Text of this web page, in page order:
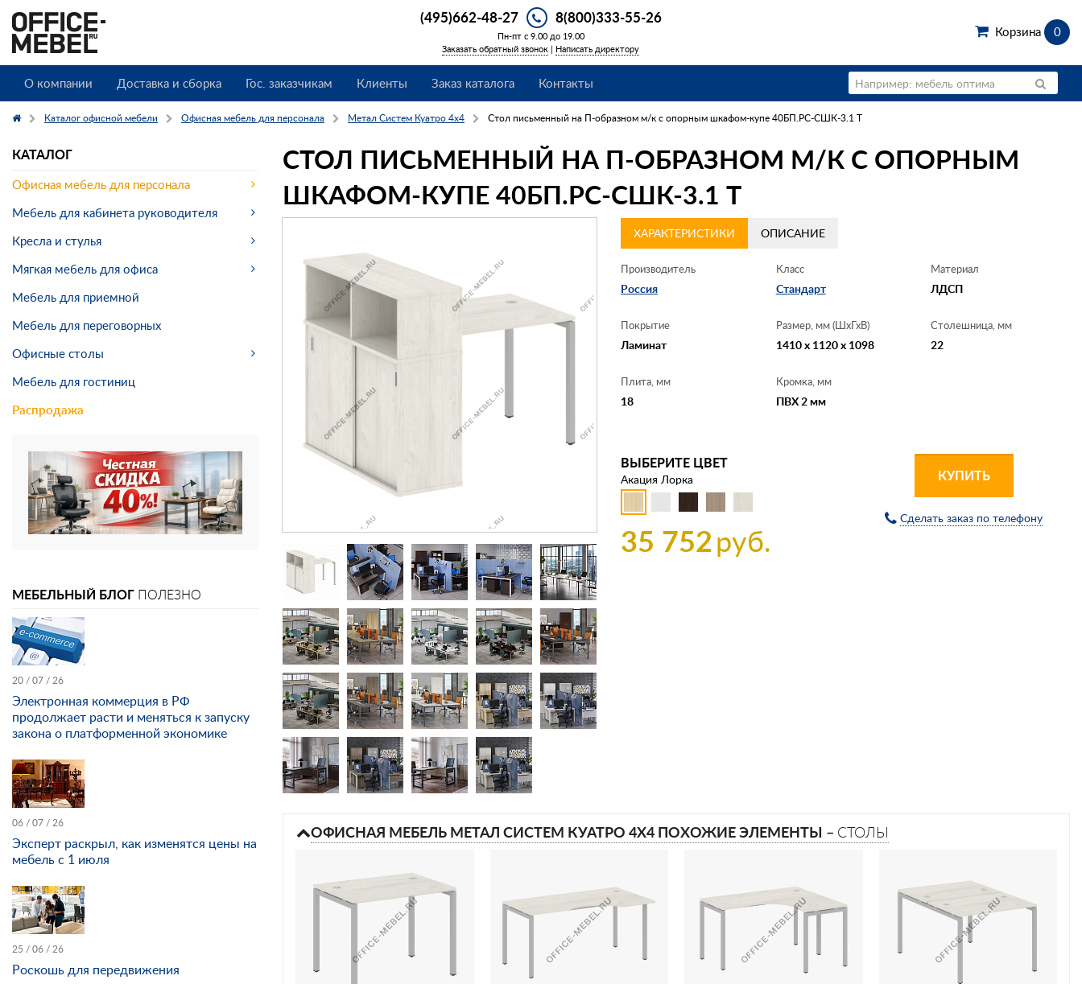
(495)662-48-27 8(800)333-55-26
Пн-пт с 9.00 до 19.00
Заказать обратный звонок | Написать директору
Корзина 0
О компании Доставка и сборка Гос. заказчикам Клиенты Заказ каталога Контакты
Каталог офисной мебели Офисная мебель для персонала Метал Систем Куатро 4х4 Стол письменный на П-образном м/к с опорным шкафом-купе 40БП.РС-СШК-3.1 Т
СТОЛ ПИСЬМЕННЫЙ НА П-ОБРАЗНОМ М/К С ОПОРНЫМ
ШКАФОМ-КУПЕ 40БП.РС-СШК-3.1 Т
ХАРАКТЕРИСТИКИ ОПИСАНИЕ
Производитель
Россия
Класс
Стандарт
Материал
ЛДСП
Покрытие
Ламинат
Размер, мм (ШхГхВ)
1410 x 1120 x 1098
Столешница, мм
22
Плита, мм
18
Кромка, мм
ПВХ 2 мм
ВЫБЕРИТЕ ЦВЕТ
Акация Лорка
35 752руб.
КУПИТЬ
Сделать заказ по телефону
ОФИСНАЯ МЕБЕЛЬ МЕТАЛ СИСТЕМ КУАТРО 4Х4 ПОХОЖИЕ ЭЛЕМЕНТЫ – СТОЛЫ
КАТАЛОГ
Офисная мебель для персонала
Мебель для кабинета руководителя
Кресла и стулья
Мягкая мебель для офиса
Мебель для приемной
Мебель для переговорных
Офисные столы
Мебель для гостиниц
Распродажа
МЕБЕЛЬНЫЙ БЛОГ ПОЛЕЗНО
20 / 07 / 26
Электронная коммерция в РФ
продолжает расти и меняться к запуску
закона о платформенной экономике
06 / 07 / 26
Эксперт раскрыл, как изменятся цены на
мебель с 1 июля
25 / 06 / 26
Роскошь для передвижения